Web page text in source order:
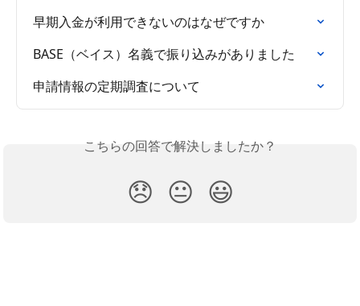
早期入金が利用できないのはなぜですか
BASE（ベイス）名義で振り込みがありました
申請情報の定期調査について
こちらの回答で解決しましたか？
😞 😐 😃